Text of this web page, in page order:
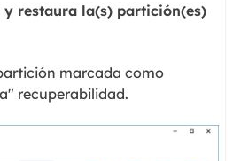
y restaura la(s) partición(es)
marcada como
recuperabilidad.